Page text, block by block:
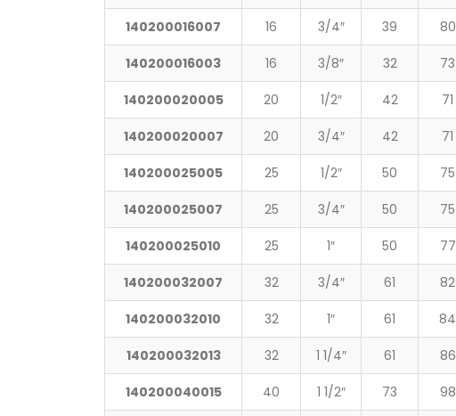
140200016007 16 3/4″ 39 80
140200016003 16 3/8″ 32 73
140200020005 20 1/2″ 42 71
140200020007 20 3/4″ 42 71
140200025005 25 1/2″ 50 75
140200025007 25 3/4″ 50 75
140200025010 25 1″ 50 77
140200032007 32 3/4″ 61 82
140200032010 32 1″ 61 84
140200032013 32 1 1/4″ 61 86
140200040015 40 1 1/2″ 73 98